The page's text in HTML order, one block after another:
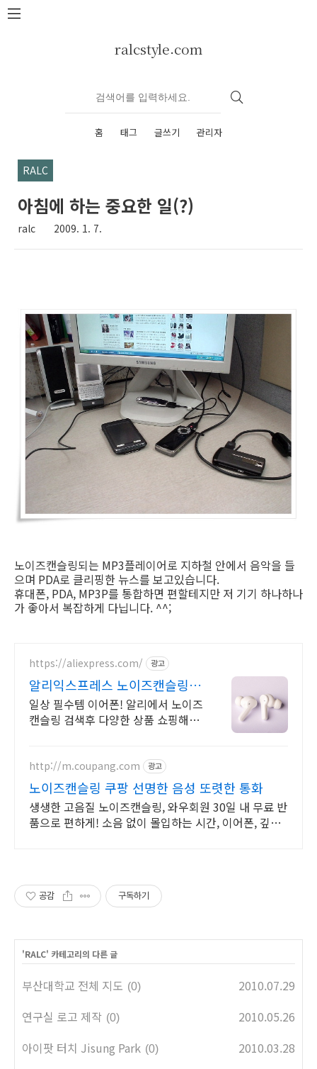
본문 바로가기
ralcstyle.com
홈 태그 글쓰기 관리자
RALC
아침에 하는 중요한 일(?)
ralc 2009. 1. 7.
노이즈캔슬링되는 MP3플레이어로 지하철 안에서 음악을 들
으며 PDA로 클리핑한 뉴스를 보고있습니다.
휴대폰, PDA, MP3P를 통합하면 편할테지만 저 기기 하나하나
가 좋아서 복잡하게 다닙니다. ^^;
https://aliexpress.com/ 광고
알리익스프레스 노이즈캔슬링
내 맘에 쏙드는 오늘의 특가
일상 필수템 이어폰! 알리에서 노이즈
캔슬링 검색후 다양한 상품 쇼핑해보
http://m.coupang.com 광고
노이즈캔슬링 쿠팡 선명한 음성 또렷한 통화
생생한 고음질 노이즈캔슬링, 와우회원 30일 내 무료 반
품으로 편하게! 소음 없이 몰입하는 시간, 이어폰, 깊은
공감 구독하기
'RALC' 카테고리의 다른 글
부산대학교 전체 지도 (0)
2010.07.29
연구실 로고 제작 (0)
2010.05.26
아이팟 터치 Jisung Park (0)
2010.03.28